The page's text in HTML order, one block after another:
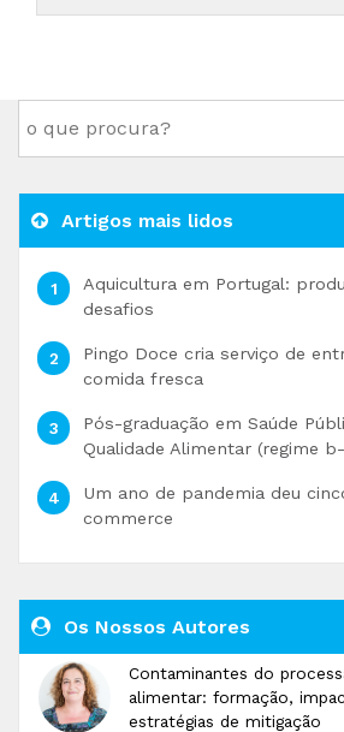
Artigos mais lidos
Aquicultura em Portugal:
desafios
Pingo Doce cria serviço de
comida fresca
Pós-graduação em Saúde
Qualidade Alimentar (regime
Um ano de pandemia deu
commerce
Os Nossos Autores
Contaminantes do
alimentar: formação,
estratégias de mitigação